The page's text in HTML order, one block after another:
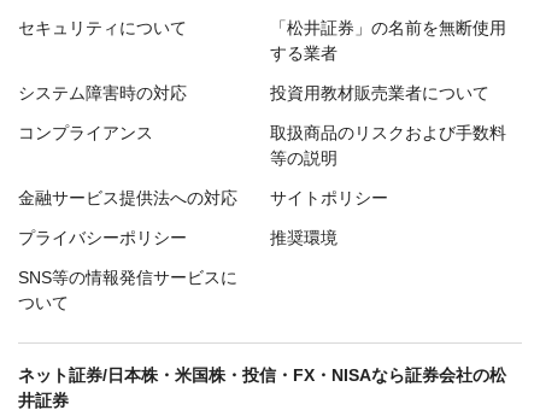
セキュリティについて
「松井証券」の名前を無断使用
する業者
システム障害時の対応 投資用教材販売業者について
コンプライアンス
取扱商品のリスクおよび手数料
等の説明
金融サービス提供法への対応 サイトポリシー
プライバシーポリシー 推奨環境
SNS等の情報発信サービスに
ついて
ネット証券/日本株・米国株・投信・FX・NISAなら証券会社の松
井証券